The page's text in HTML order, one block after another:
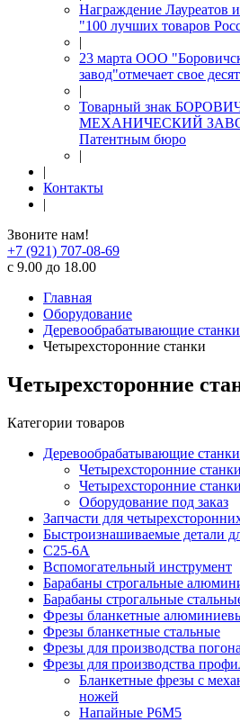
Награждение Лауреатов
"100 лучших товаров
|
23 марта ООО
завод"отмечает свое
|
Товарный знак
МЕХАНИЧЕСКИЙ ЗАВОД
Патентным бюро
|
|
Контакты
|
Звоните нам!
+7 (921) 707-08-69
с 9.00 до 18.00
Главная
Оборудование
Деревообрабатывающие станки
Четырехсторонние станки
Четырехсторонние
Категории товаров
Деревообрабатывающие станки
Четырехсторонние станки
Четырехсторонние
Оборудование под заказ
Запчасти для
Быстроизнашиваемые детали
С25-6А
Вспомогательный инструмент
Барабаны строгальные
Барабаны строгальные
Фрезы бланкетные
Фрезы бланкетные стальные
Фрезы для производства
Фрезы для производства
Бланкетные фрезы с
ножей
Напайные Р6М5